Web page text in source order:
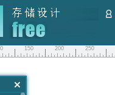
模板、
150 200 250